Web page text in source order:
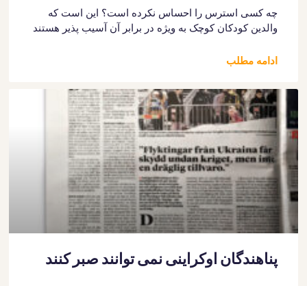
چه کسی استرس را احساس نکرده است؟ این است که
والدین کودکان کوچک به ویژه در برابر آن آسیب پذیر هستند
ادامه مطلب
پناهندگان اوکراینی نمی توانند صبر کنند